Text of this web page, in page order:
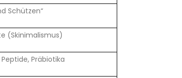
Schützen“
(Skinimalismus)
Präbiotika